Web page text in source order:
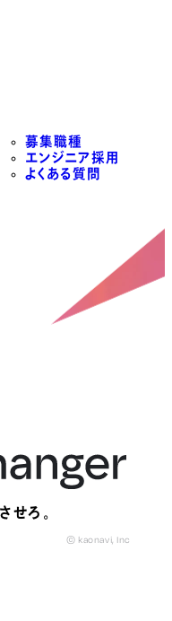
募集職種
エンジニア採用
よくある質問
せろ。
© kaonavi, Inc